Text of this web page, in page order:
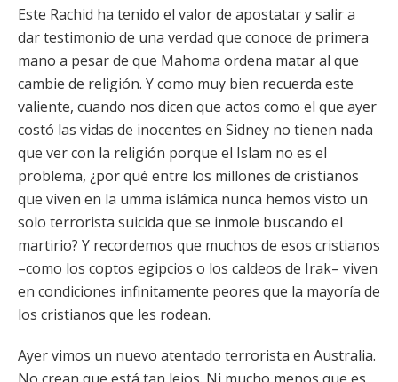
Este Rachid ha tenido el valor de apostatar y salir a
dar testimonio de una verdad que conoce de primera
mano a pesar de que Mahoma ordena matar al que
cambie de religión. Y como muy bien recuerda este
valiente, cuando nos dicen que actos como el que ayer
costó las vidas de inocentes en Sidney no tienen nada
que ver con la religión porque el Islam no es el
problema, ¿por qué entre los millones de cristianos
que viven en la umma islámica nunca hemos visto un
solo terrorista suicida que se inmole buscando el
martirio? Y recordemos que muchos de esos cristianos
–como los coptos egipcios o los caldeos de Irak– viven
en condiciones infinitamente peores que la mayoría de
los cristianos que les rodean.
Ayer vimos un nuevo atentado terrorista en Australia.